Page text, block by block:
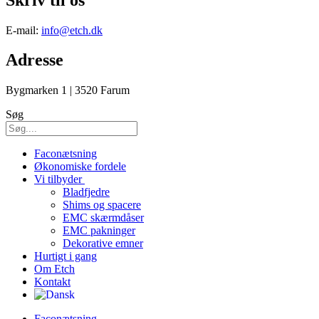
E-mail: info@etch.dk
Adresse
Bygmarken 1 | 3520 Farum
Søg
Faconætsning
Økonomiske fordele
Vi tilbyder
Bladfjedre
Shims og spacere
EMC skærmdåser
EMC pakninger
Dekorative emner
Hurtigt i gang
Om Etch
Kontakt